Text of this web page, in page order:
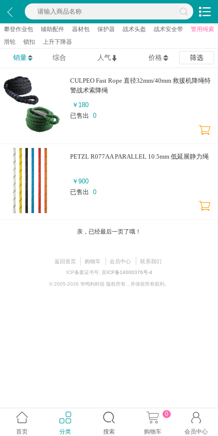
攀登作业包 辅助配件 器材包 保护器 战术头盔 战术安全带
警用绳索
滑轮
锁扣 上升下降器
销量 综合 人气 价格 筛选
CULPEO Fast Rope 直径32mm/40mm 救援机降绳特
警战术索降绳
￥ 180
已售出
0
PETZL R077AA PARALLEL 10.5mm 低延展静力绳
￥ 900
已售出
0
亲，已经最后一页了哦！
返回首页 购物车 会员中心 联系我们
ICP备案证书号: 京ICP备14000376号-4
© 2005-2026 华鸣利科技 版权所有，并保留所有权利。

首页

分类

搜索

购物车
0 
会员中心